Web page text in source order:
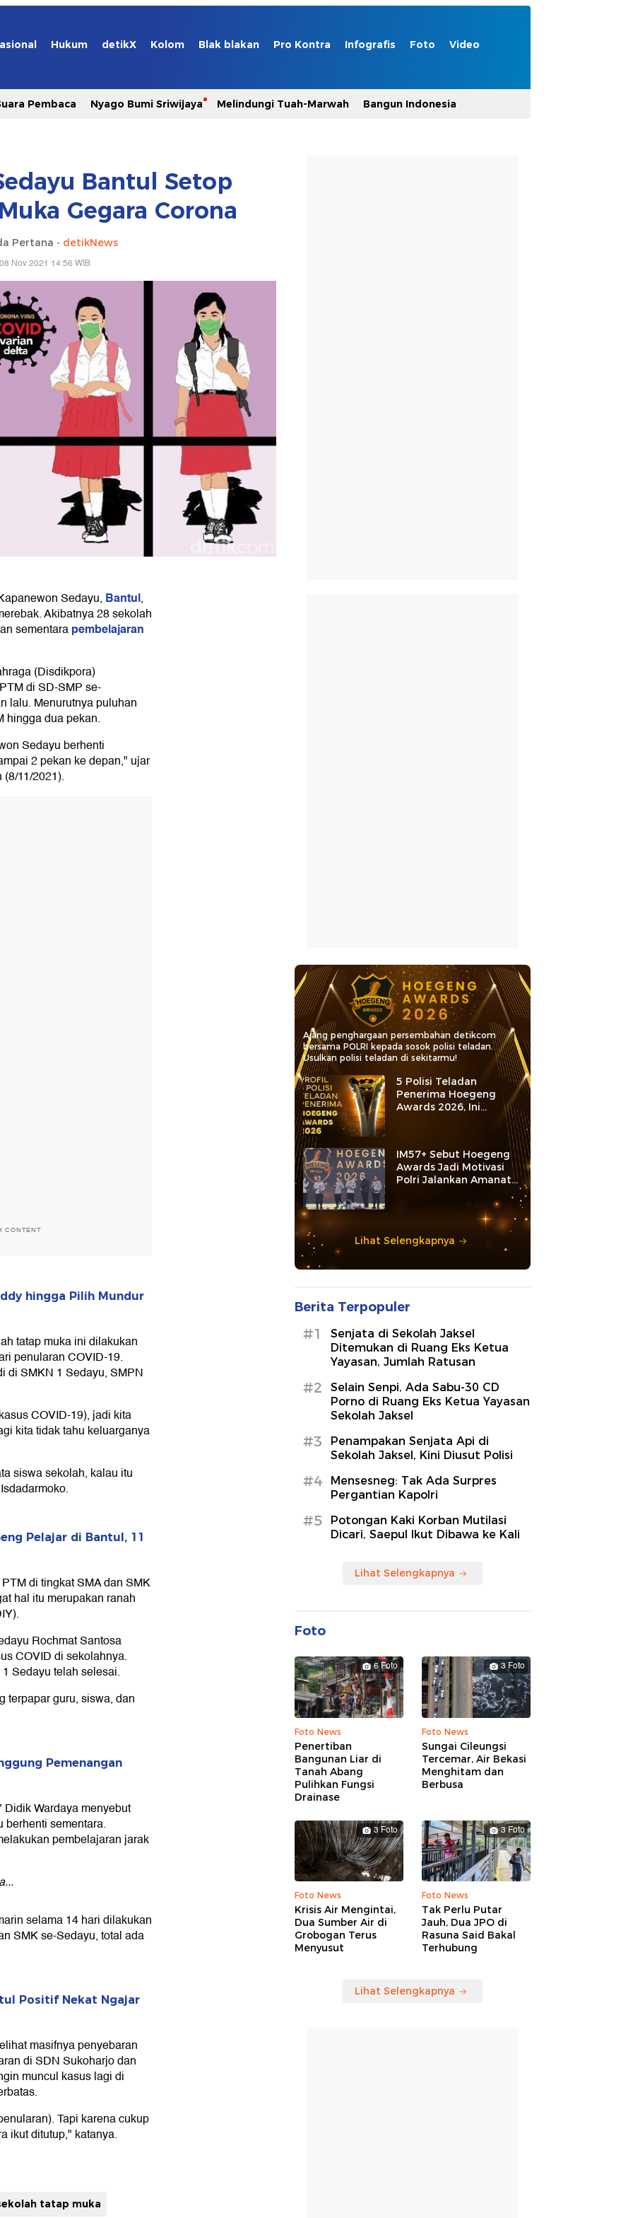
Hukum detikX Kolom Blak blakan Pro Kontra Infografis Foto Video
Pembaca Nyago Bumi Sriwijaya Melindungi Tuah-Marwah Bangun Indonesia
Bantul Setop
Gegara Corona
Pertana - detikNews
Nov 2021 14:56 WIB
Sedayu, Bantul,
Akibatnya 28 sekolah
sementarapembelajaran
(Disdikpora)
di SD-SMP se-
lalu. Menurutnya puluhan
hingga dua pekan.
Sedayu berhenti
2 pekan ke depan," ujar
11/2021).
CONTENT
hingga Pilih Mundur
tatap muka ini dilakukan
penularan COVID-19.
di SMKN 1 Sedayu, SMPN
COVID-19), jadi kita
kita tidak tahu keluarganya
siswa sekolah, kalau itu
Pelajar di Bantul, 11
di tingkat SMA dan SMK
hal itu merupakan ranah
Rochmat Santosa
COVID di sekolahnya.
Sedayu telah selesai.
terpapar guru, siswa, dan
Pemenangan
Wardaya menyebut
berhenti sementara.
pembelajaran jarak
selama 14 hari dilakukan
SMK se-Sedayu, total ada
Positif Nekat Ngajar
masifnya penyebaran
di SDN Sukoharjo dan
muncul kasus lagi di
Tapi karena cukup
ikut ditutup," katanya.
tatap muka
Ajang penghargaan persembahan detikcom
bersama POLRI kepada sosok polisi teladan.
Usulkan polisi teladan di sekitarmu!
5 Polisi Teladan
Penerima Hoegeng
Awards 2026, Ini
Kategori dan Kiprahnya
IM57+ Sebut Hoegeng
Awards Jadi Motivasi
Polri Jalankan Amanat
Lihat Selengkapnya
Berita Terpopuler
#1
Senjata di Sekolah Jaksel
Ditemukan di Ruang Eks Ketua
Yayasan, Jumlah Ratusan
#2
Selain Senpi, Ada Sabu-30 CD
Porno di Ruang Eks Ketua Yayasan
Sekolah Jaksel
#3
Penampakan Senjata Api di
Sekolah Jaksel, Kini Diusut Polisi
#4
Mensesneg: Tak Ada Surpres
Pergantian Kapolri
#5
Potongan Kaki Korban Mutilasi
Dicari, Saepul Ikut Dibawa ke Kali
Lihat Selengkapnya
Foto
6 Foto
Foto News
Penertiban
Bangunan Liar di
Tanah Abang
Pulihkan Fungsi
Drainase
3 Foto
Foto News
Sungai Cileungsi
Tercemar, Air Bekasi
Menghitam dan
Berbusa
3 Foto
Foto News
Krisis Air Mengintai,
Dua Sumber Air di
Grobogan Terus
Menyusut
3 Foto
Foto News
Tak Perlu Putar
Jauh, Dua JPO di
Rasuna Said Bakal
Terhubung
Lihat Selengkapnya